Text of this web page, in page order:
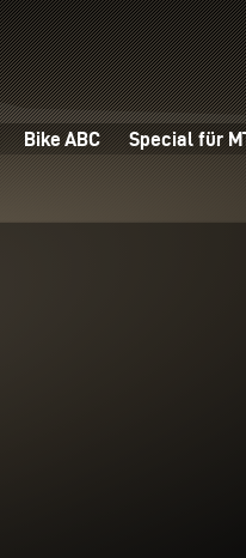
Bike ABC Special für